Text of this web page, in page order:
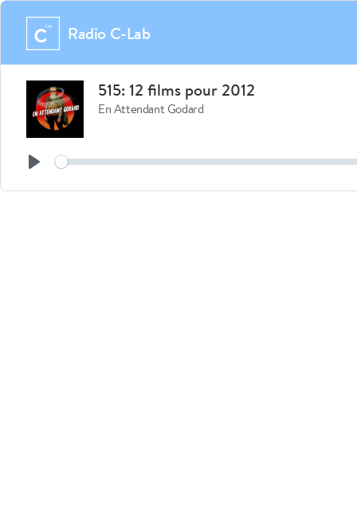
Radio C-Lab
515: 12 films pour 2012
En Attendant Godard
Play